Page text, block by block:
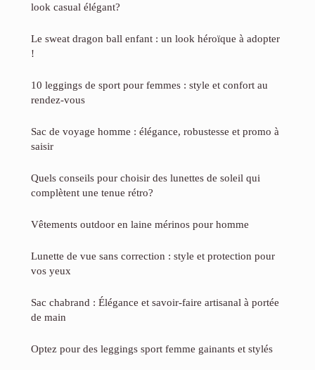
look casual élégant?
Le sweat dragon ball enfant : un look héroïque à adopter
!
10 leggings de sport pour femmes : style et confort au
rendez-vous
Sac de voyage homme : élégance, robustesse et promo à
saisir
Quels conseils pour choisir des lunettes de soleil qui
complètent une tenue rétro?
Vêtements outdoor en laine mérinos pour homme
Lunette de vue sans correction : style et protection pour
vos yeux
Sac chabrand : Élégance et savoir-faire artisanal à portée
de main
Optez pour des leggings sport femme gainants et stylés